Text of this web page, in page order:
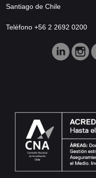
Santiago de Chile
Teléfono +56 2 2692 0200